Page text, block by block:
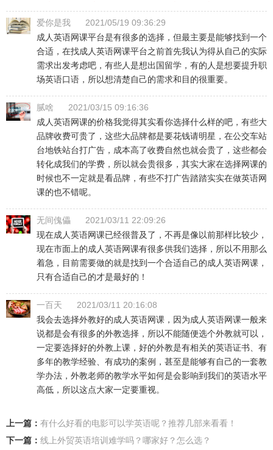
爱你是我
2021/05/19 09:36:29
成人英语网课平台是有很多的选择，但最主要是能够找到一个
合适，在找成人英语网课平台之前首先我认为得从自己的实际
需求出发考虑吧，有些人是想出国留学，有的人是想要提升职
场英语口语，所以想清楚自己的需求和目的很重要。
腻啥
2021/03/15 09:16:36
成人英语网课的价格我觉得其实看你选择什么样的吧，有些大
品牌收费可贵了，这些大品牌都是要花钱请明星，在公交车站
台地铁站台打广告，成本高了收费自然也就会贵了，这些都会
转化成我们的学费，所以就会贵很多，其实大家在选择网课的
时候也不一定就是看品牌，有些不打广告踏踏实实在做英语网
课的也不错呢。
无间傀儡
2021/03/11 22:09:26
现在成人英语网课已经很普及了，不再是像以前那样比较少，
现在市面上的成人英语网课有很多供我们选择，所以不用那么
着急，目前需要做的就是找到一个合适自己的成人英语网课，
只有合适自己的才是最好的！
一百天
2021/03/11 20:16:08
我会去选择外教好的成人英语网课 ，因为成人英语网课一般来
说都是会有很多的外教选择，所以不能随便选个外教就可以，
一定要选择好的外教上课，好的外教是有相关的英语证书、有
多年的教学经验、有成功的案例，甚至是能够有自己的一套教
学办法，外教老师的教学水平如何是会影响到我们的英语水平
高低，所以这点大家一定要重视。
上一篇： 有什么好看的电影可以学英语呢？推荐几部来看看！
下一篇： 线上外贸英语培训难学吗？哪家好？怎么选？